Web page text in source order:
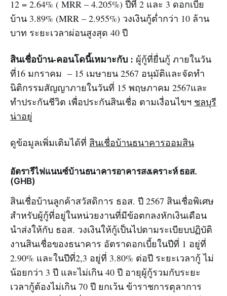
12 = 2.64% ( MRR – 4.205%) ปีที่ 2 และ 3 ดอกเบี้ย
บ้าน 3.89% (MRR – 2.955%) วงเงินกู้ต่ำกว่า 10 ล้าน
บาท ระยะเวลาผ่อนสูงสุด 40 ปี
สินเชื่อบ้าน-คอนโดนี้เหมาะกับ : ผู้กู้ที่ยื่นกู้ ภายในวัน
ที่16 มกราคม – 15 เมษายน 2567 อนุมัติและจัดทำ
นิติกรรมสัญญาภายในวันที่ 15 พฤษภาคม 2567และ
ทำประกันชีวิต เพื่อประกันสินเชื่อ ตามเงื่อนไขฯ ชลบุรี
น่าอยู่
ดูข้อมูลเพิ่มเติมได้ที่ สินเชื่อบ้านธนาคารออมสิน
อัตรารีไฟแนนซ์บ้านธนาคารอาคารสงเคราะห์ ธอส.
(GHB)
สินเชื่อบ้านลูกค้าสวัสดิการ ธอส. ปี 2567 สินเชื่อพิเศษ
สำหรับผู้กู้ที่อยู่ในหน่วยงานที่มีข้อตกลงหักเงินเดือน
นำส่งให้กับ ธอส. วงเงินให้กู้เป็นไปตามระเบียบปฏิบัติ
งานสินเชื่อของธนาคาร อัตราดอกเบี้ยในปีที่ 1 อยู่ที่
2.90% และในปีที่2,3 อยู่ที่ 3.80% ต่อปี ระยะเวลากู้ ไม่
น้อยกว่า 3 ปี และไม่เกิน 40 ปี อายุผู้กู้รวมกับระยะ
เวลากู้ต้องไม่เกิน 70 ปี ยกเว้น ข้าราชการตุลาการ